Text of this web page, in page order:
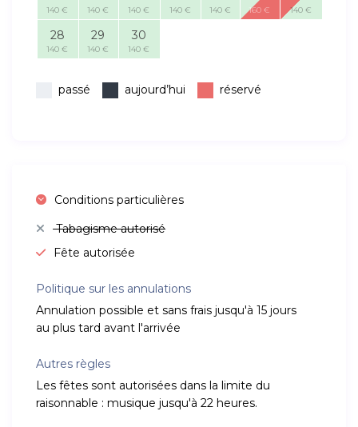
140 € 140 € 140 € 140 € 140 € 160 € 140 €
28
140 €
29
140 €
30
140 €
passé aujourd’hui réservé
Conditions particulières
Tabagisme autorisé
Fête autorisée
Politique sur les annulations
Annulation possible et sans frais jusqu'à 15 jours
au plus tard avant l'arrivée
Autres règles
Les fêtes sont autorisées dans la limite du
raisonnable : musique jusqu'à 22 heures.